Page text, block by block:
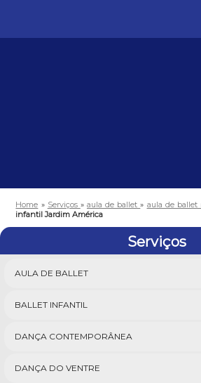
Home » Serviços » aula de ballet» aula de
infantil Jardim América
Serviços
AULA DE BALLET
BALLET INFANTIL
DANÇA CONTEMPORÂNEA
DANÇA DO VENTRE